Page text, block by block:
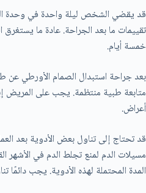
قد يقضي الشخص ليلة واحدة في وحدة
تقييمات ما بعد الجراحة. عادة ما
خمسة أيام.
بعد جراحة استبدال الصمام الأورطي عن
متابعة طبية منتظمة. يجب على المريض
أعراض.
قد تحتاج إلى تناول بعض الأدوية بعد
مسيلات الدم لمنع تجلط الدم في
المدة المحتملة لهذه الأدوية. يجب دائمًا